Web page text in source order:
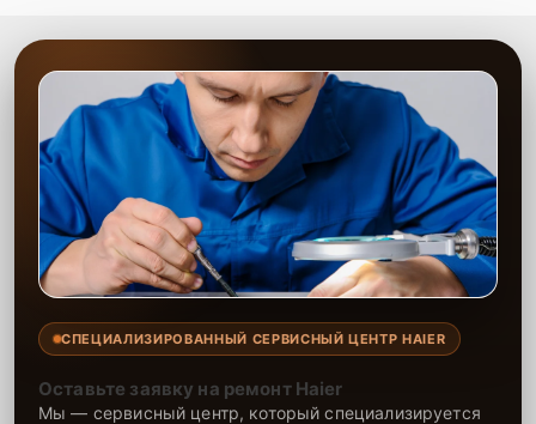
СПЕЦИАЛИЗИРОВАННЫЙ СЕРВИСНЫЙ ЦЕНТР HAIER
Оставьте заявку на ремонт Haier
Мы — сервисный центр, который специализируется